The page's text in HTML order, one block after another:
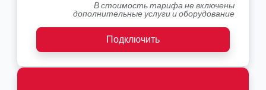
В стоимость тарифа не включены
дополнительные услуги и оборудование
Подключить